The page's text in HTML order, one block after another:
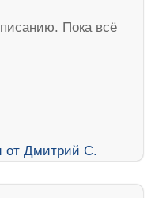
Пока всё